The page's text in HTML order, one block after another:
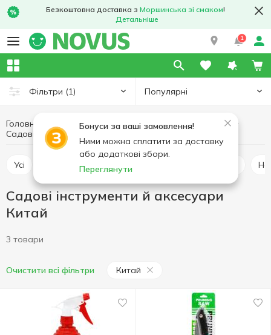
Безкоштовна доставка з Моршинська зі смаком!
Детальніше
1
Фільтри (1) Популярні
Бонуси за ваші замовлення!
Ними можна сплатити за доставку
або додаткові збори.
Переглянути
Головна Хобі та відпочинок Дача, сад та город
Садові інструменти й аксесуари
Усі Насіння та цибулини квітів
Садові інструменти й аксесуари
Китай
3 товари
Очистити всі фільтри Китай